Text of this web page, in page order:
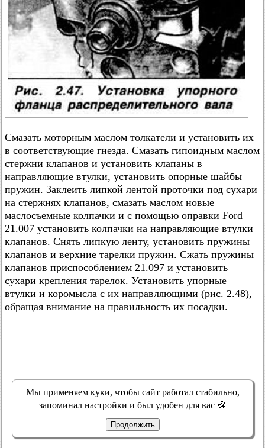
Смазать моторным маслом толкатели и установить их
в соответствующие гнезда. Смазать гипоидным маслом
стержни клапанов и установить клапаны в
направляющие втулки, установить опорные шайбы
пружин. Заклеить липкой лентой проточки под сухари
на стержнях клапанов, смазать маслом новые
маслосъемные колпачки и с помощью оправки Ford
21.007 установить колпачки на направляющие втулки
клапанов. Снять липкую ленту, установить пружины
клапанов и верхние тарелки пружин. Сжать пружины
клапанов приспособлением 21.097 и установить
сухари крепления тарелок. Установить упорные
втулки и коромысла с их направляющими (рис. 2.48),
обращая внимание на правильность их посадки.
Мы применяем куки, чтобы сайт работал стабильно,
запоминал настройки и был удобен для вас 🍪
Продолжить